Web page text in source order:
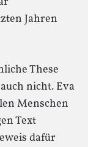
Jahren
These
nicht. Eva
Menschen
Text
dafür